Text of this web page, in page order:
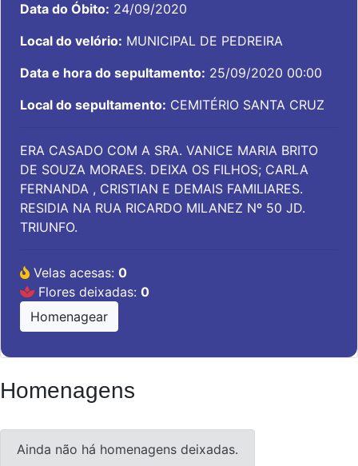
Data do Óbito: 24/09/2020
Local do velório: MUNICIPAL DE PEDREIRA
Data e hora do sepultamento: 25/09/2020 00:00
Local do sepultamento: CEMITÉRIO SANTA CRUZ
ERA CASADO COM A SRA. VANICE MARIA BRITO
DE SOUZA MORAES. DEIXA OS FILHOS; CARLA
FERNANDA , CRISTIAN E DEMAIS FAMILIARES.
RESIDIA NA RUA RICARDO MILANEZ Nº 50 JD.
TRIUNFO.
Velas acesas: 0
Flores deixadas: 0
Homenagear
Homenagens
Ainda não há homenagens deixadas.